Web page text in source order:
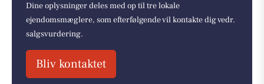
Dine oplysninger deles med op til tre lokale
ejendomsmæglere, som efterfølgende vil kontakte dig vedr.
salgsvurdering.
Bliv kontaktet